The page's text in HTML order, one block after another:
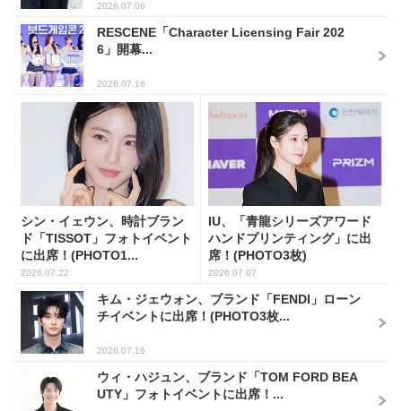
2026.07.06
RESCENE「Character Licensing Fair 202
6」開幕...
2026.07.16
シン・イェウン、時計ブラン
ド「TISSOT」フォトイベント
に出席！(PHOTO1...
2026.07.22
IU、「青龍シリーズアワード
ハンドプリンティング」に出
席！(PHOTO3枚)
2026.07.07
キム・ジェウォン、ブランド「FENDI」ローン
チイベントに出席！(PHOTO3枚...
2026.07.16
ウィ・ハジュン、ブランド「TOM FORD BEA
UTY」フォトイベントに出席！...